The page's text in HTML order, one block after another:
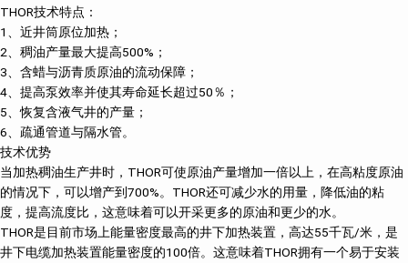
THOR技术特点：
1、近井筒原位加热；
2、稠油产量最大提高500%；
3、含蜡与沥青质原油的流动保障；
4、提高泵效率并使其寿命延长超过50％；
5、恢复含液气井的产量；
6、疏通管道与隔水管。
技术优势
当加热稠油生产井时，THOR可使原油产量增加一倍以上，在高粘度原油
的情况下，可以增产到700%。THOR还可减少水的用量，降低油的粘
度，提高流度比，这意味着可以开采更多的原油和更少的水。
THOR是目前市场上能量密度最高的井下加热装置，高达55千瓦/米，是
井下电缆加热装置能量密度的100倍。这意味着THOR拥有一个易于安装